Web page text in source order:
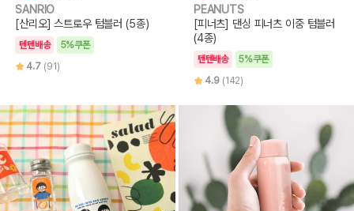
SANRIO
[산리오] 스트로우 텀블러 (5종)
텐텐배송
5%쿠폰
4.7 (91)
PEANUTS
[피너츠] 댄싱 피너츠 이중 텀블러
(4종)
텐텐배송
5%쿠폰
4.9 (142)